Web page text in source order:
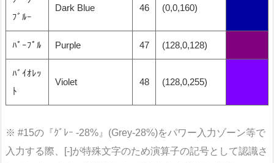
ﾌﾞﾙｰ
Dark Blue 46 (0,0,160)
ﾊﾟｰﾌﾟﾙ Purple 47 (128,0,128)
ﾊﾞｲｵﾚｯ
ﾄ
Violet 48 (128,0,255)
※ #15の『ｸﾞﾚｰ -28%』(Grey-28%)をパワー入力ゾーン等で
入力する際、[-]が特殊文字のため演算子の記号として認識さ